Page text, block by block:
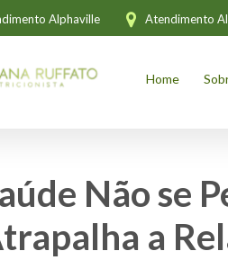
Alphaville Atendimento
Home
Não se
a